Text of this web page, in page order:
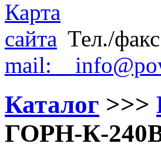
Тел./
mail:
Каталог >>>
ГОРН-К-